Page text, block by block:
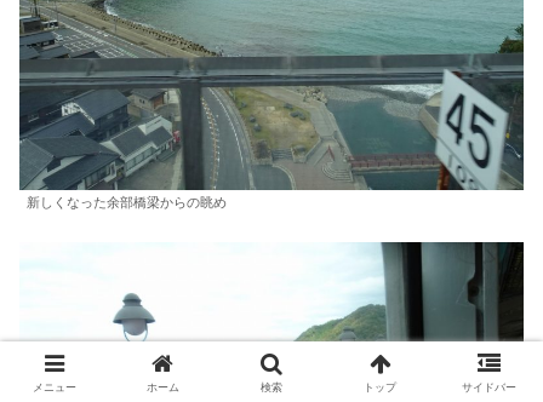
新しくなった余部橋梁からの眺め
メニュー ホーム 検索 トップ サイドバー